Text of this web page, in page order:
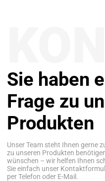
Sie haben
Frage zu
Produkten
Unser Team steht Ihnen gerne
zu unseren Produkten
wünschen – wir helfen Ihnen
Sie einfach unser
per Telefon oder E-Mail.